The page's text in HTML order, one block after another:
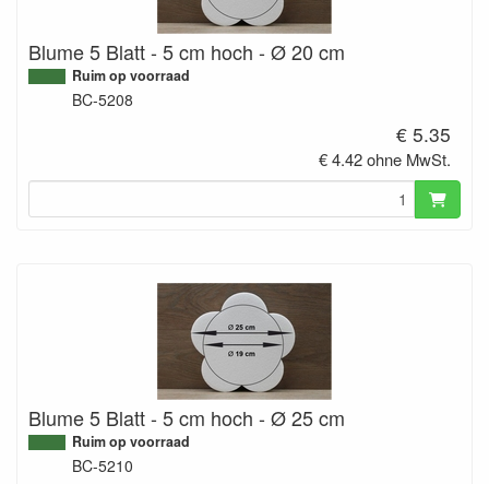
Blume 5 Blatt - 5 cm hoch - Ø 20 cm
Ruim op voorraad
BC-5208
€ 5.35
€ 4.42 ohne MwSt.
Blume 5 Blatt - 5 cm hoch - Ø 25 cm
Ruim op voorraad
BC-5210